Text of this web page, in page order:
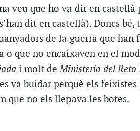
veu que ho va dir en castellà
dit en castellà). Doncs bé,
de la guerra que
que no encaixaven en el
i molt de Ministerio del Reto
va buidar perquè els
que no els llepava les botes.